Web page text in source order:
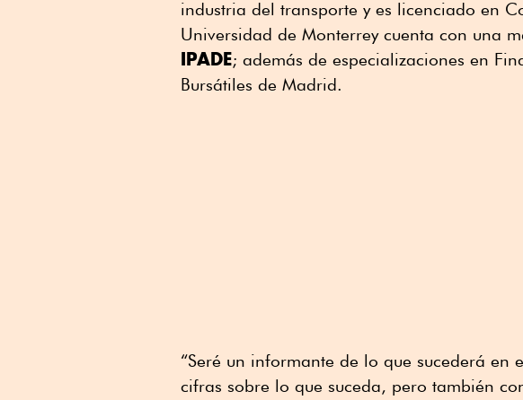
industria del transporte y es licenciado en
Universidad de Monterrey cuenta con una
IPADE; además de especializaciones en
Bursátiles de Madrid.
“Seré un informante de lo que sucederá en
cifras sobre lo que suceda, pero también